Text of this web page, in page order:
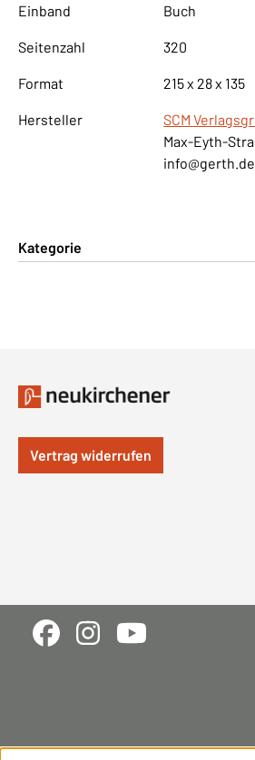
Einband Buch
Seitenzahl 320
Format 215 x 28 x 135
Hersteller
SCM
Max-Eyth-
info@gerth.de
Kategorie
Vertrag widerrufen